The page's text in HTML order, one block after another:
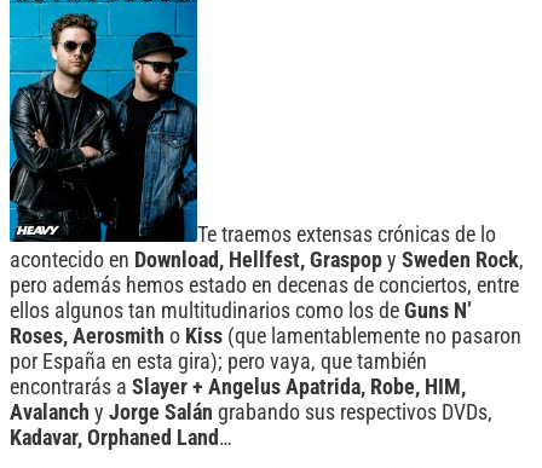
Te traemos extensas crónicas de lo
acontecido en Download, Hellfest, Graspop y Sweden Rock,
pero además hemos estado en decenas de conciertos, entre
ellos algunos tan multitudinarios como los de Guns N’
Roses, Aerosmith o Kiss (que lamentablemente no pasaron
por España en esta gira); pero vaya, que también
encontrarás a Slayer + Angelus Apatrida, Robe, HIM,
Avalanch y Jorge Salán grabando sus respectivos DVDs,
Kadavar, Orphaned Land …